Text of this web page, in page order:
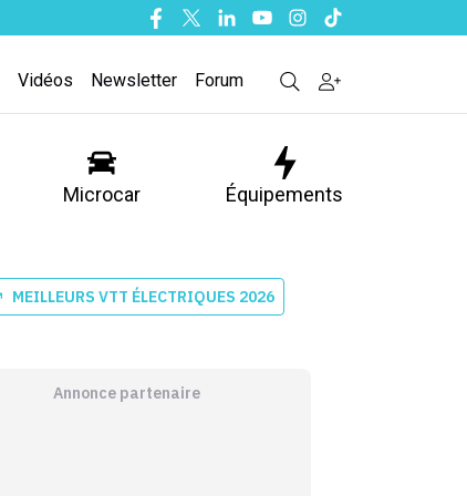
Facebook
TwitterLinkedinYoutubeInstagram
Tiktok
Vidéos Newsletter Forum
Microcar Équipements
MEILLEURS VTT ÉLECTRIQUES 2026
Annonce partenaire